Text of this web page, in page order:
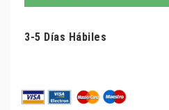
3-5 Días Hábiles